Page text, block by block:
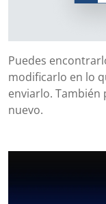
Puedes
modificarlo en lo
enviarlo. También
nuevo.